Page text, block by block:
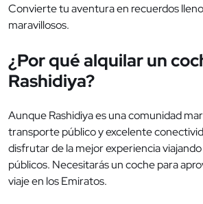
Convierte tu aventura en recuerdos
maravillosos.
¿Por qué alquilar un
Rashidiya?
Aunque Rashidiya es una comunidad
transporte público y excelente
disfrutar de la mejor experiencia
públicos. Necesitarás un coche para
viaje en los Emiratos.